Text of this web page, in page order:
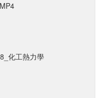
化工熱力學